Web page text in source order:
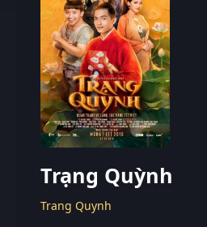
Trạng Quỳnh
Trang Quynh